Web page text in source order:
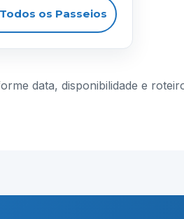
os Passeios
data, disponibilidade e